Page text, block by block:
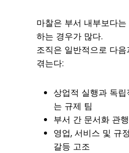
마찰은 부서 내부보다
하는 경우가 많다.
조직은 일반적으로 다
겪는다:
상업적 실행과 독
는 규제 팀
부서 간 문서화 관
영업, 서비스 및 규
갈등 고조